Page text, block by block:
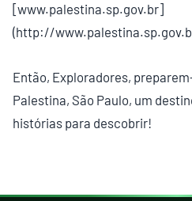
[www.palestina.sp.gov.br]
(http://
Então, Exploradores,
Palestina, São Paulo, um
histórias para descobrir!